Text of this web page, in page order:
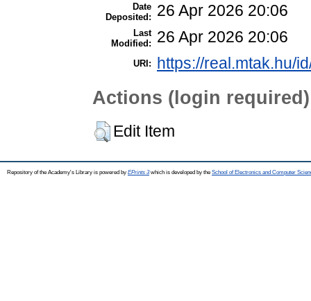
Date
Deposited:
26 Apr 2026 20:06
Last
Modified:
26 Apr 2026 20:06
URI: https://real.mtak.hu/
Actions (login required)
Edit Item
Repository of the Academy's Library is powered by EPrints 3which is developed by the School of Electronics and Computer